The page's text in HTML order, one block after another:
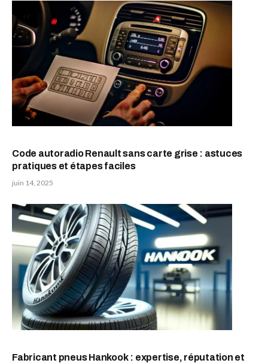
Code autoradio Renault sans carte grise : astuces
pratiques et étapes faciles
juin 14, 2025
Fabricant pneus Hankook : expertise, réputation et